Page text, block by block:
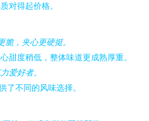
对得起价格。
脆，夹心更硬挺。
甜度稍低，整体味道更成熟厚重。
爱好者。
了不同的风味选择。